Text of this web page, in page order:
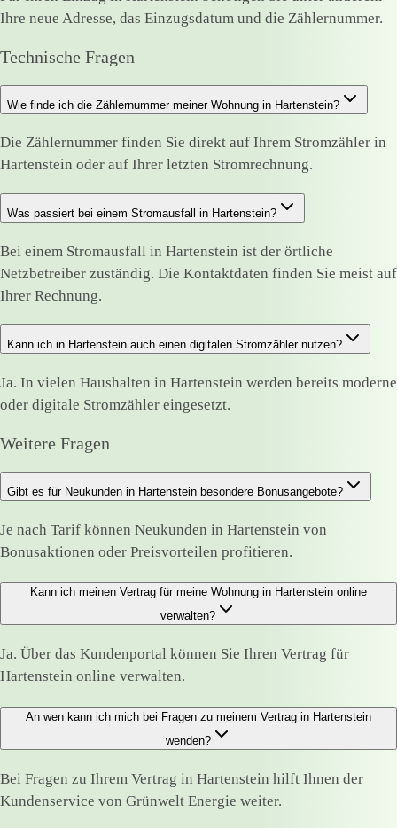
Ihre neue Adresse, das Einzugsdatum und die Zählernummer.
Technische Fragen
Wie finde ich die Zählernummer meiner Wohnung in Hartenstein?
Die Zählernummer finden Sie direkt auf Ihrem Stromzähler in
Hartenstein oder auf Ihrer letzten Stromrechnung.
Was passiert bei einem Stromausfall in Hartenstein?
Bei einem Stromausfall in Hartenstein ist der örtliche
Netzbetreiber zuständig. Die Kontaktdaten finden Sie meist auf
Ihrer Rechnung.
Kann ich in Hartenstein auch einen digitalen Stromzähler nutzen?
Ja. In vielen Haushalten in Hartenstein werden bereits moderne
oder digitale Stromzähler eingesetzt.
Weitere Fragen
Gibt es für Neukunden in Hartenstein besondere Bonusangebote?
Je nach Tarif können Neukunden in Hartenstein von
Bonusaktionen oder Preisvorteilen profitieren.
Kann ich meinen Vertrag für meine Wohnung in Hartenstein online
verwalten?
Ja. Über das Kundenportal können Sie Ihren Vertrag für
Hartenstein online verwalten.
An wen kann ich mich bei Fragen zu meinem Vertrag in Hartenstein
wenden?
Bei Fragen zu Ihrem Vertrag in Hartenstein hilft Ihnen der
Kundenservice von Grünwelt Energie weiter.